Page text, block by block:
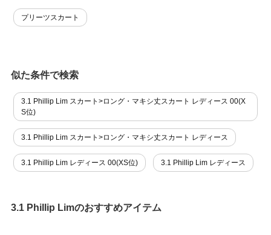
プリーツスカート
似た条件で検索
3.1 Phillip Lim スカート>ロング・マキシ丈スカート レディース 00(X
S位)
3.1 Phillip Lim スカート>ロング・マキシ丈スカート レディース
3.1 Phillip Lim レディース 00(XS位) 3.1 Phillip Lim レディース
3.1 Phillip Limのおすすめアイテム